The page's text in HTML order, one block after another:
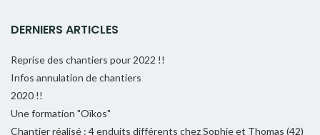
DERNIERS ARTICLES
Reprise des chantiers pour 2022 !!
Infos annulation de chantiers
2020 !!
Une formation "Oïkos"
Chantier réalisé : 4 enduits différents chez Sophie et Thomas (42)